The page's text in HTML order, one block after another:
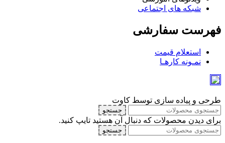
شبکه های اجتماعی
فهرست سفارشی
استعلام قیمت
نمـونه کارهـا
طرحی و پیاده سازی توسط کاوت
جستجو
برای دیدن محصولات که دنبال آن هستید تایپ کنید.
جستجو